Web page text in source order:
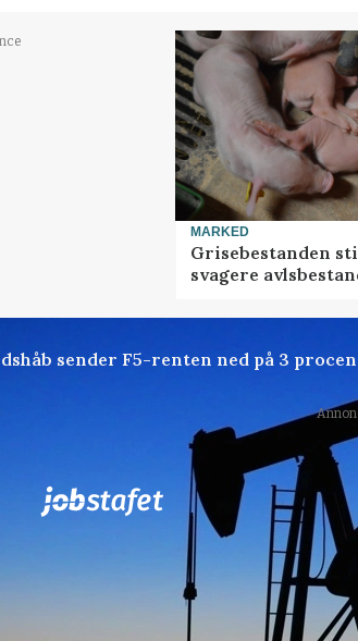
MARKED
Grisebestanden
svagere
sender F5-renten ned på 3
77 ledige stillinger
ved Ringkøbing / Trainee